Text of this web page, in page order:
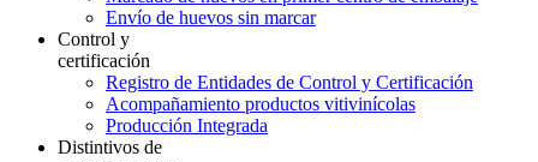
Envío de huevos sin marcar
Control y
certificación
Registro de Entidades de Control y Certificación
Acompañamiento productos vitivinícolas
Producción Integrada
Distintivos de